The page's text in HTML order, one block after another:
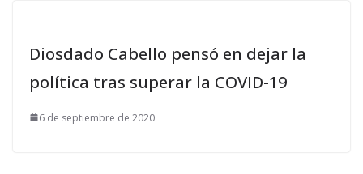
Diosdado Cabello pensó en dejar la
política tras superar la COVID-19
6 de septiembre de 2020